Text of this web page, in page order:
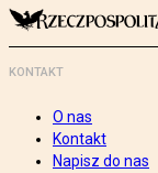
KONTAKT
O nas
Kontakt
Napisz do nas